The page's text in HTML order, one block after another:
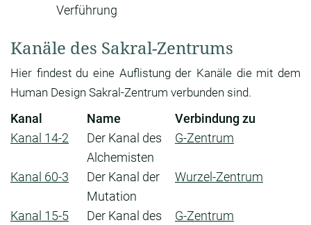
Verführung
Kanäle des Sakral-Zentrums
Hier findest du eine Auflistung der Kanäle die mit dem
Human Design Sakral-Zentrum verbunden sind.
Kanal Name
Verbindung zu
Kanal 14-2
Der Kanal des
Alchemisten
G-Zentrum
Kanal 60-3
Der Kanal der
Mutation
Wurzel-Zentrum
Kanal 15-5
Der Kanal des
G-Zentrum